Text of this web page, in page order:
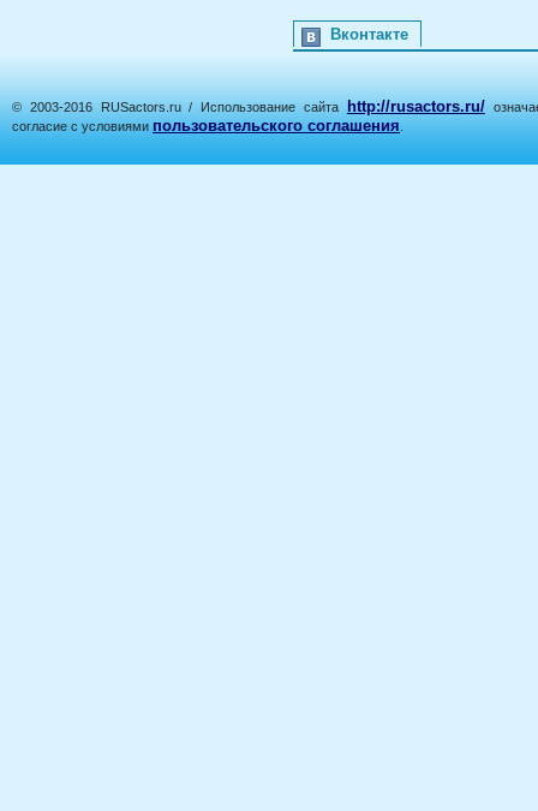
Вконтакте
© 2003-2016 RUSactors.ru / Использование сайта http://rusactors.ru/
согласие с условиями пользовательского соглашения